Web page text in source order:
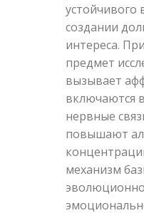
устойчивого
создании
интереса.
предмет
вызывает
включаются
нервные
повышают
механизм